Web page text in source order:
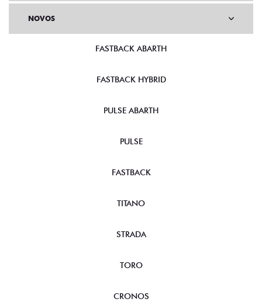
NOVOS
FASTBACK ABARTH
FASTBACK HYBRID
PULSE ABARTH
PULSE
FASTBACK
TITANO
STRADA
TORO
CRONOS